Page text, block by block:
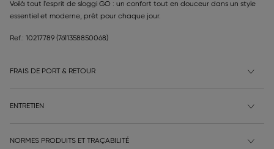
Voilà tout l'esprit de sloggi GO : un confort tout en douceur dans un style
essentiel et moderne, prêt pour chaque jour.
Ref.: 10217789 (7611358850068)
FRAIS DE PORT & RETOUR
ENTRETIEN
NORMES PRODUITS ET TRAÇABILITÉ